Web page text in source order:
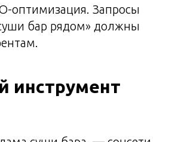
оптимизация. Запросы
бар рядом» должны
инструмент